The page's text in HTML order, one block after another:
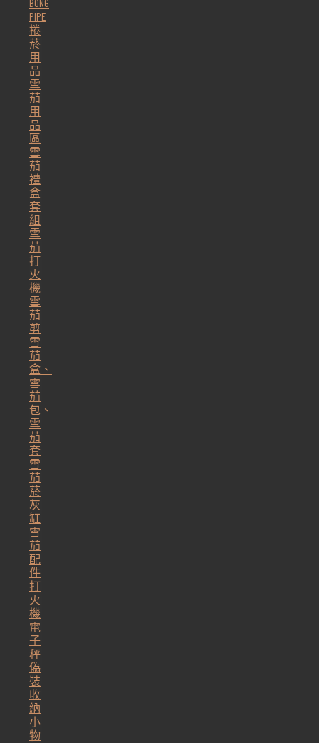
BONG
PIPE
捲
菸
用
品
雪
茄
用
品
區
雪
茄
禮
盒
套
組
雪
茄
打
火
機
雪
茄
剪
雪
茄
盒、
雪
茄
包、
雪
茄
套
雪
茄
菸
灰
缸
雪
茄
配
件
打
火
機
電
子
秤
偽
裝
收
納
小
物